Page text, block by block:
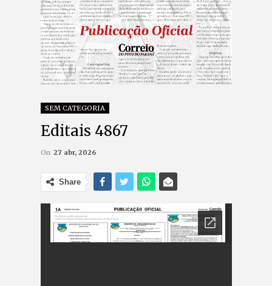
SEM CATEGORIA
Editais 4867
On 27 abr, 2026
Share